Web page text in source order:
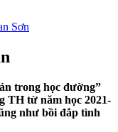
Sơn
trong học đường”
TH từ năm học 2021-
như bồi đắp tình